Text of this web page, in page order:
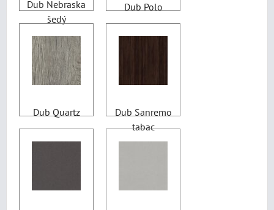
Dub Nebraska
šedý
Dub Polo
Dub Quartz
Dub Sanremo
tabac